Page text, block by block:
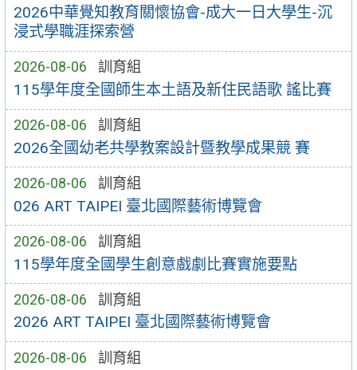
2026中華覺知教育關懷協會-成大一日大學生-沉
浸式學職涯探索營
2026-08-06 訓育組
115學年度全國師生本土語及新住民語歌 謠比賽
2026-08-06 訓育組
2026全國幼老共學教案設計暨教學成果競 賽
2026-08-06 訓育組
026 ART TAIPEI 臺北國際藝術博覽會
2026-08-06 訓育組
115學年度全國學生創意戲劇比賽實施要點
2026-08-06 訓育組
2026 ART TAIPEI 臺北國際藝術博覽會
2026-08-06 訓育組